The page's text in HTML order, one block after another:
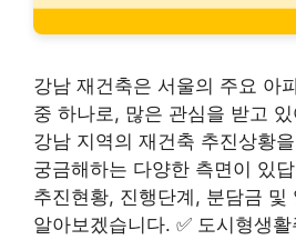
강남 재건축은 서울의 주요 아
중 하나로, 많은 관심을 받고
강남 지역의 재건축 추진상황
궁금해하는 다양한 측면이 있
추진현황, 진행단계, 분담금 및
알아보겠습니다. ✅ 도시형생